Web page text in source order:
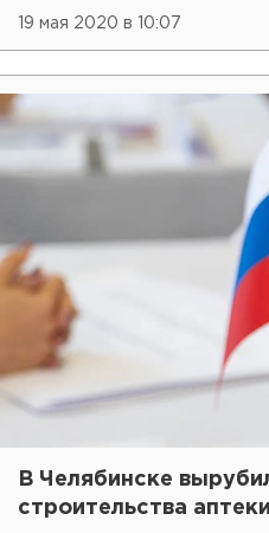
19 мая 2020 в 10:07
В Челябинске
строительства аптеки